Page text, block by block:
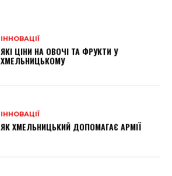
ІННОВАЦІЇ
ЯКІ ЦІНИ НА ОВОЧІ ТА ФРУКТИ У
ХМЕЛЬНИЦЬКОМУ
ІННОВАЦІЇ
ЯК ХМЕЛЬНИЦЬКИЙ ДОПОМАГАЄ АРМІЇ